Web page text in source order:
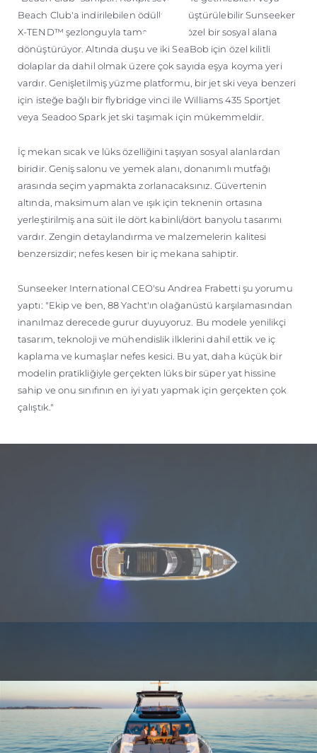
Beach Club'a indirilebilen ödüllü dönüştürülebilir Sunseeker
X-TEND™ şezlonguyla tamamlanan özel bir sosyal alana
dönüştürüyor. Altında duşu ve iki SeaBob için özel kilitli
dolaplar da dahil olmak üzere çok sayıda eşya koyma yeri
vardır. Genişletilmiş yüzme platformu, bir jet ski veya benzeri
için isteğe bağlı bir flybridge vinci ile Williams 435 Sportjet
veya Seadoo Spark jet ski taşımak için mükemmeldir.
İç mekan sıcak ve lüks özelliğini taşıyan sosyal alanlardan
biridir. Geniş salonu ve yemek alanı, donanımlı mutfağı
arasında seçim yapmakta zorlanacaksınız. Güvertenin
altında, maksimum alan ve ışık için teknenin ortasına
yerleştirilmiş ana süit ile dört kabinli/dört banyolu tasarımı
vardır. Zengin detaylandırma ve malzemelerin kalitesi
benzersizdir; nefes kesen bir iç mekana sahiptir.
Sunseeker International CEO'su Andrea Frabetti şu yorumu
yaptı: "Ekip ve ben, 88 Yacht'ın olağanüstü karşılamasından
inanılmaz derecede gurur duyuyoruz. Bu modele yenilikçi
tasarım, teknoloji ve mühendislik ilklerini dahil ettik ve iç
kaplama ve kumaşlar nefes kesici. Bu yat, daha küçük bir
modelin pratikliğiyle gerçekten lüks bir süper yat hissine
sahip ve onu sınıfının en iyi yatı yapmak için gerçekten çok
çalıştık."